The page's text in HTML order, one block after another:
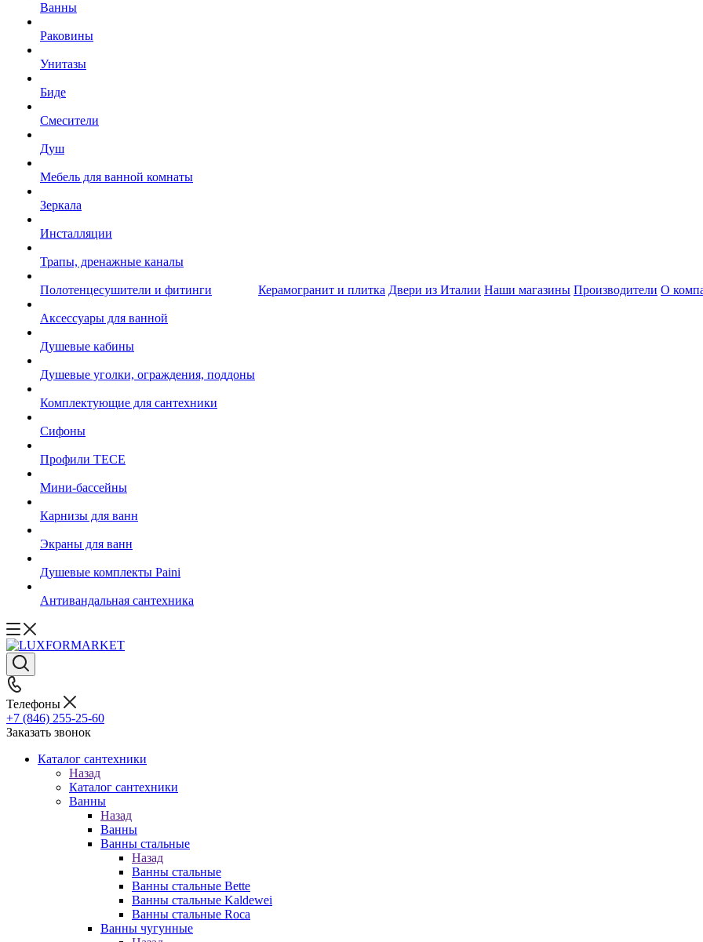
Ванны
Раковины
Унитазы
Биде
Смесители
Душ
Мебель для ванной комнаты
Зеркала
Инсталляции
Трапы, дренажные каналы
Полотенцесушители и фитинги
Аксессуары для ванной
Душевые кабины
Душевые уголки, ограждения, поддоны
Комплектующие для сантехники
Сифоны
Профили TECE
Мини-бассейны
Карнизы для ванн
Экраны для ванн
Душевые комплекты Paini
Антивандальная сантехника
Керамогранит и плитка Двери из Италии Наши магазины Производители О
Телефоны
+7 (846) 255-25-60
Заказать звонок
Каталог сантехники
Назад
Каталог сантехники
Ванны
Назад
Ванны
Ванны стальные
Назад
Ванны стальные
Ванны стальные Bette
Ванны стальные Kaldewei
Ванны стальные Roca
Ванны чугунные